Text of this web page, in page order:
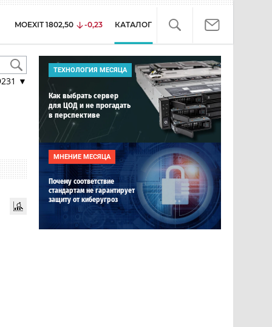
MOEXIT 1802,50 -0,23 КАТАЛОГ
▼
ТЕХНОЛОГИЯ МЕСЯЦА
Как выбрать сервер
для ЦОД и не прогадать
в перспективе
МНЕНИЕ МЕСЯЦА
Почему соответствие
стандартам не гарантирует
защиту от киберугроз